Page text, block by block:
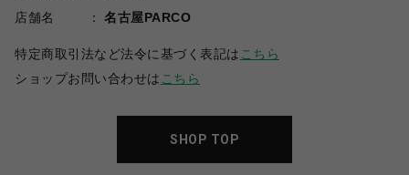
店舗名
名古屋PARCO
特定商取引法など法令に基づく表記は こちら
ショップお問い合わせは こちら
SHOP TOP